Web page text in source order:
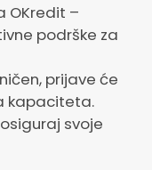
OKredit –
podrške za
prijave će
kapaciteta.
svoje